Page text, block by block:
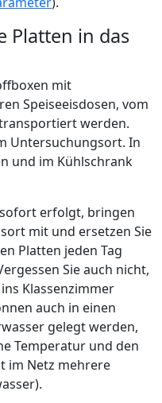
Platten in das
mit
Speiseeisdosen, vom
werden.
Untersuchungsort. In
und im Kühlschrank
erfolgt, bringen
mit und ersetzen Sie
Platten jeden Tag
Sie auch nicht,
Klassenzimmer
auch in einen
gelegt werden,
Temperatur und den
im Netz mehrere